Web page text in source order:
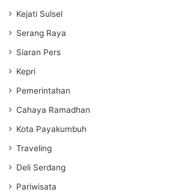
Kejati Sulsel
Serang Raya
Siaran Pers
Kepri
Pemerintahan
Cahaya Ramadhan
Kota Payakumbuh
Traveling
Deli Serdang
Pariwisata